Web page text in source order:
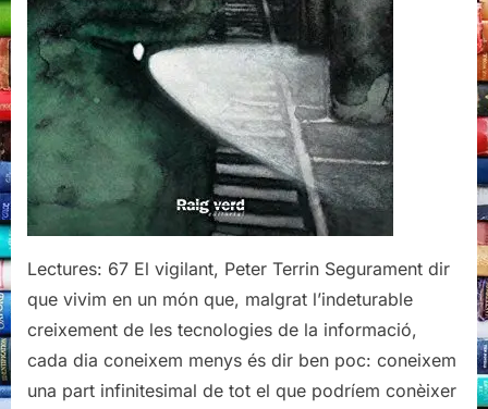
Lectures: 67 El vigilant, Peter Terrin Segurament dir
que vivim en un món que, malgrat l’indeturable
creixement de les tecnologies de la informació,
cada dia coneixem menys és dir ben poc: coneixem
una part infinitesimal de tot el que podríem conèixer